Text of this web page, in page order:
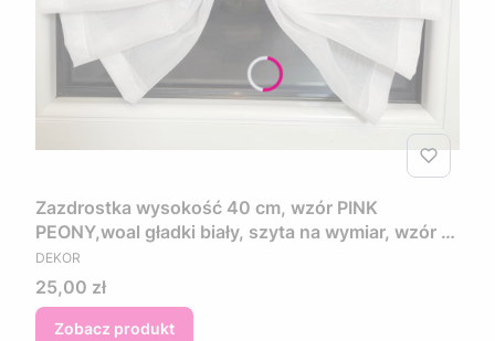
Zazdrostka wysokość 40 cm, wzór PINK
PEONY,woal gładki biały, szyta na wymiar, wzór w
kwiaty w kolorze różowo fioletowym
PRODUCENT
DEKOR
Cena
25,00 zł
Zobacz produkt